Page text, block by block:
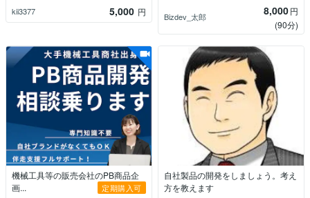
kii3377 5,000 円 Bizdev_太郎 8,000円
(90分)
機械工具等の販売会社のPB商品企
画...
定期購入可
自社製品の開発をしましょう。考え
方を教えます